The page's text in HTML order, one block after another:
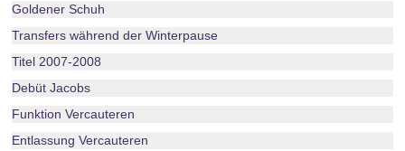
Goldener Schuh
Transfers während der Winterpause
Titel 2007-2008
Debüt Jacobs
Funktion Vercauteren
Entlassung Vercauteren